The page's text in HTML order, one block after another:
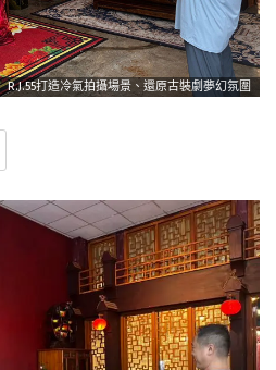
打造冷氣拍攝場景、還原古裝劇夢幻氛圍